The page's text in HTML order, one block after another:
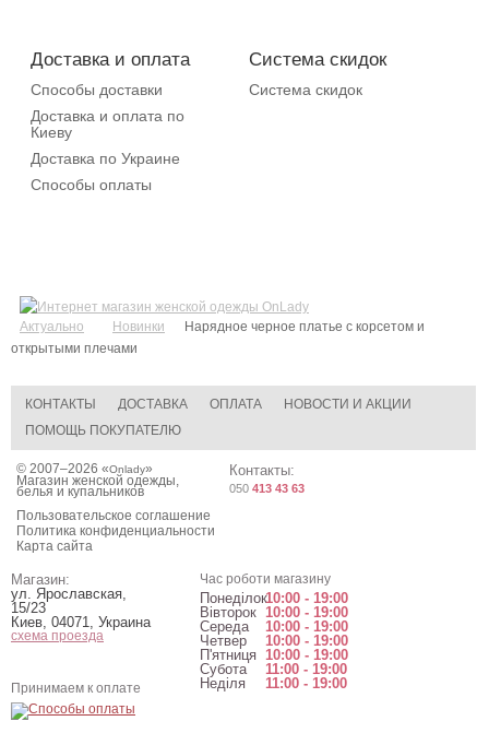
Доставка и оплата
Способы доставки
Доставка и оплата по
Киеву
Доставка по Украине
Способы оплаты
Система скидок
Система скидок
Актуально Новинки
Нарядное черное платье с корсетом и
открытыми плечами
КОНТАКТЫ ДОСТАВКА ОПЛАТА
НОВОСТИ И АКЦИИ
ПОМОЩЬ ПОКУПАТЕЛЮ
© 2007–2026 «Onlady»
Магазин женской одежды,
белья и купальников
Пользовательское соглашение
Политика конфиденциальности
Карта сайта
Контакты:
050 413 43 63
Магазин:
ул. Ярославская,
15/23
Киев 04071 Украина
схема проезда
Час роботи магазину
Понеділок10:00 - 19:00
Вівторок 10:00 - 19:00
Середа
10:00 - 19:00
Четвер
10:00 - 19:00
П'ятниця 10:00 - 19:00
Субота
11:00 - 19:00
Неділя
11:00 - 19:00
Принимаем к оплате